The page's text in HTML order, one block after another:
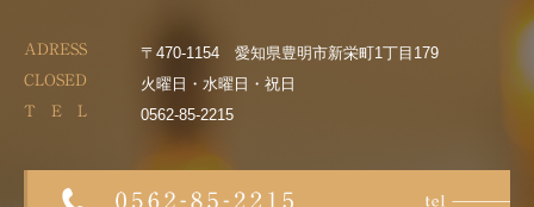
ADRESS 〒470-1154 愛知県豊明市新栄町1丁目179
CLOSED 火曜日・水曜日・祝日
T E L 0562-85-2215